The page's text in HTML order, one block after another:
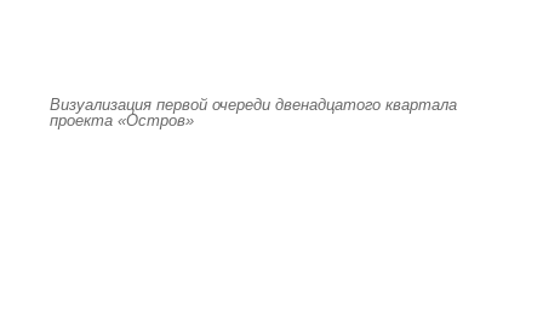
Визуализация первой очереди двенадцатого квартала
проекта «Остров»